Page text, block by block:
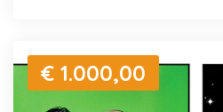
€ 1.000,00